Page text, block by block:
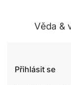
Věda &
Přihlásit se